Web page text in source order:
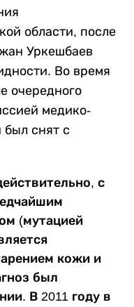
области, после
Уркешбаев
Во время
очередного
медико-
был снят с
с
(мутацией
кожи и
был
В 2011 году в